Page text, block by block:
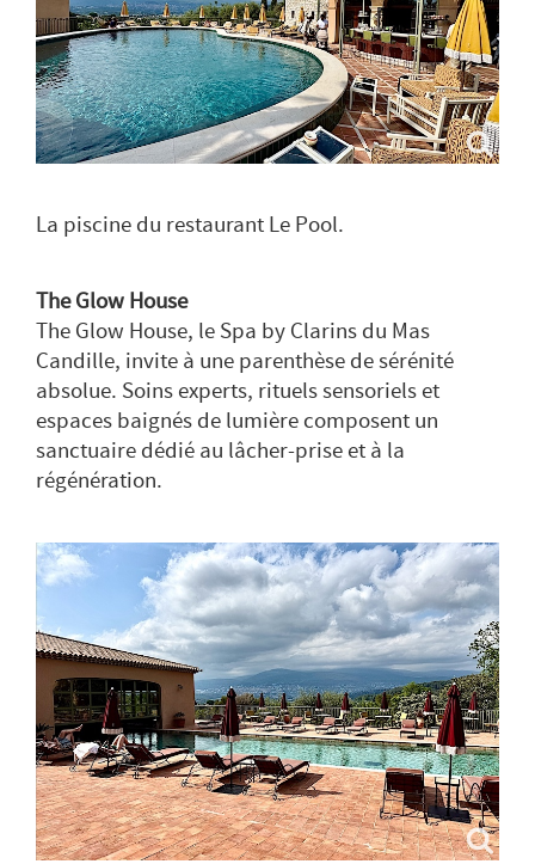
La piscine du restaurant Le Pool.
The Glow House
The Glow House, le Spa by Clarins du Mas
Candille, invite à une parenthèse de sérénité
absolue. Soins experts, rituels sensoriels et
espaces baignés de lumière composent un
sanctuaire dédié au lâcher-prise et à la
régénération.